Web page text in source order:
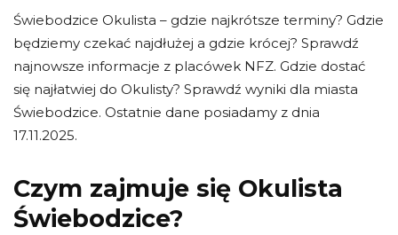
Świebodzice Okulista – gdzie najkrótsze terminy? Gdzie
będziemy czekać najdłużej a gdzie krócej? Sprawdź
najnowsze informacje z placówek NFZ. Gdzie dostać
się najłatwiej do Okulisty? Sprawdź wyniki dla miasta
Świebodzice. Ostatnie dane posiadamy z dnia
17.11.2025.
Czym zajmuje się Okulista
Świebodzice?